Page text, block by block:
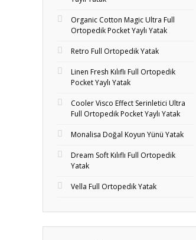
Organic Cotton Magic Ultra Full
Ortopedik Pocket Yaylı Yatak
Retro Full Ortopedik Yatak
Linen Fresh Kılıflı Full Ortopedik
Pocket Yaylı Yatak
Cooler Visco Effect Serinletici Ultra
Full Ortopedik Pocket Yaylı Yatak
Monalisa Doğal Koyun Yünü Yatak
Dream Soft Kılıflı Full Ortopedik
Yatak
Vella Full Ortopedik Yatak